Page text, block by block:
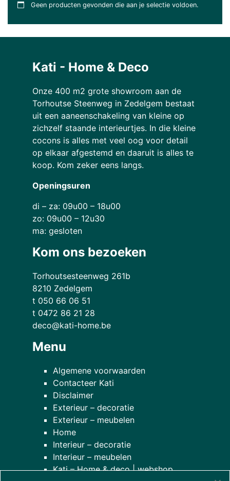
Geen producten gevonden die aan je selectie voldoen.
Kati - Home & Deco
Onze 400 m2 grote showroom aan de
Torhoutse Steenweg in Zedelgem bestaat
uit een aaneenschakeling van kleine op
zichzelf staande interieurtjes. In die kleine
cocons is alles met veel oog voor detail
op elkaar afgestemd en daaruit is alles te
koop. Kom zeker eens langs.
Openingsuren
di – za: 09u00 – 18u00
zo: 09u00 – 12u30
ma: gesloten
Kom ons bezoeken
Torhoutsesteenweg 261b
8210 Zedelgem
t 050 66 06 51
t 0472 86 21 28
deco@kati-home.be
Menu
Algemene voorwaarden
Contacteer Kati
Disclaimer
Exterieur – decoratie
Exterieur – meubelen
Home
Interieur – decoratie
Interieur – meubelen
Kati – Home & deco | webshop